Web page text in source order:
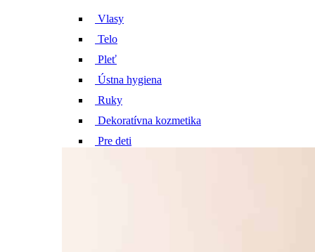
Vlasy
Telo
Pleť
Ústna hygiena
Ruky
Dekoratívna kozmetika
Pre deti